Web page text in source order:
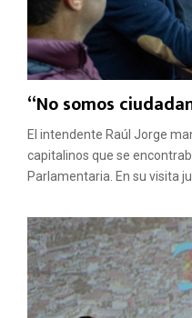
“No somos
El intendente Raúl Jorge
capitalinos que se
Parlamentaria. En su visita